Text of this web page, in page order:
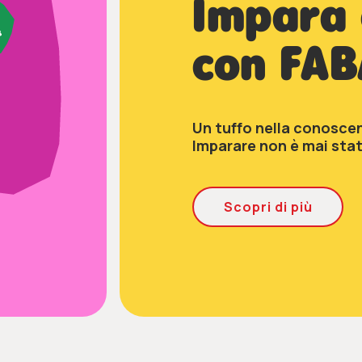
Sono
inuovi
Scopri i nuovi set di
Acquista ora